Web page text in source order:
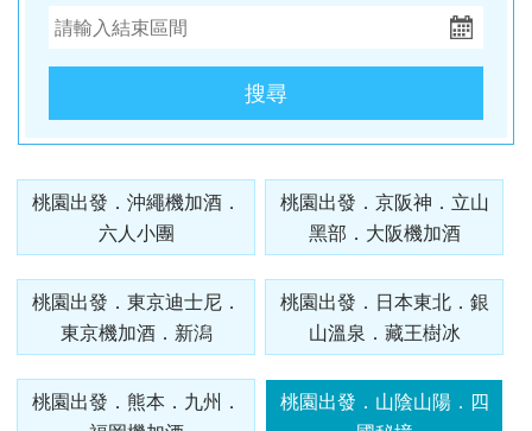
機加
出
山陰
山
陽．
四國
秘境
出
北海
道．
破冰
船．
北海
道機
加酒
台中
出
北海
楓紅
北
國度
出
京阪
神．
立山
黑
部．
東京
富士
山．
出
四國
秘
境．
熊
本．
九
州．
福岡
【獨家
中釜玩
麗水】
星球水
族館、
【心動
釜山玩
麗水】
LUGE
渠道滑
【暑假
州鬥陣
行】濟
州鐵軌
【中釜
玩星宇
帶您嗨
翻釜
山】渠
【玩釜
山搭星
宇】加
耶主題
公園
出
九寨
溝．
稻城
亞丁
出
雲
南．
昆大
麗．
貴州
桃園
出
張家
重
慶．
峽．
出
江
南．
黃
山．
江西
出
北
京．
貝加
爾湖
清邁
桃園
發．
島．
海盜
船
桃園
發．
島．
宿霧
高雄
出
發．
港．
小團
【知南
行易】
魅力雙
城－雪
梨+黃
金海岸
８日～
入內、
【知南
行易】
希爾頓
假期、
東澳全
覽９日
～入住
爾頓飯
【知南
行易】
食在好
3.0、
東澳９
廳、全
【知南
行易】
新一品
紐西蘭
１０天
～金旅
獎、南
冰河峽
【知南
行易】
東澳蒂
莉雪９
日～金
旅獎、
廚師帽
徒步美
國．
英國
蘭．
尼
亞．
拉脫
維
亞．
立陶
宛
郵輪】
探索星
號～石
垣島海
上遊３
天２夜
（基隆
港出
郵輪】
探索星
號～那
霸、石
垣假期
４天３
夜（基
隆港出
【歐亞
玩家】
地中海
郵輪假
期榮耀
古島、
沖繩、
玩家】
2026
詩歌極
境星旅
～MSC
阿拉斯
加冰河
奇航１
早鳥優
玩家】
文明與
自然的
盛典・
東地中
海十六
湖１４
天
和諧
金門】
戰地三
日遊
（台中
） 華
信航空
台灣】
去馬祖
卡蹓、
暢遊
南、北
竿三日
( 台中
出發 )
【樂遊
金門】
山后民
俗文化
村、建
痛風海
鮮餐三
大小
金】金
門摩西
分海、
太武
山、豪
華全牛
宴三天
出發
大小
金】金
門摩西
分海、
豪華全
牛宴四
日（
台中出
全程無
桃園出發．沖繩機加酒．
六人小團
桃園出發．京阪神．立山
黑部．大阪機加酒
桃園出發．東京迪士尼．
東京機加酒．新潟
桃園出發．日本東北．銀
山溫泉．藏王樹冰
桃園出發．熊本．九州．
桃園出發．山陰山陽．四